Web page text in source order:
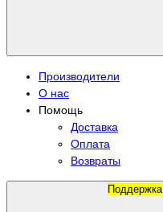
Производители
О нас
Помощь
Доставка
Оплата
Возвраты
Поддержка